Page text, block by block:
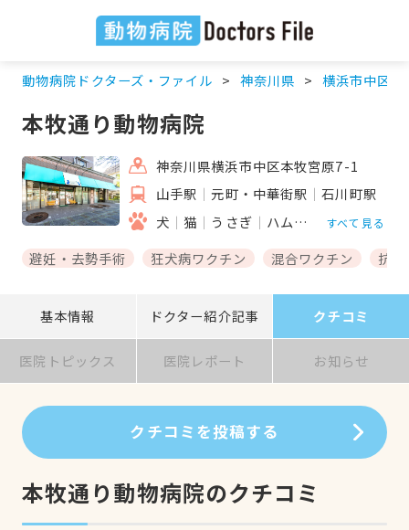
動物病院ドクターズ・ファイル 神奈川県 横浜市中区
本牧通り動物病院
神奈川県横浜市中区本牧宮原7-1
山手駅
元町・中華街駅
石川町駅
犬
猫 うさぎ ハムスター フクロモ
すべて見る
避妊・去勢手術 狂犬病ワクチン 混合ワクチン 抗
基本情報 ドクター紹介記事 クチコミ
医院トピックス 医院レポート お知らせ
クチコミを投稿する
本牧通り動物病院のクチコミ